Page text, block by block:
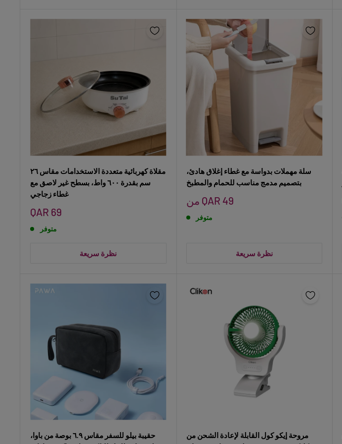
مقلاة كهربائية متعددة الاستخدامات مقاس ٢٦
سم بقدرة ٦٠٠ واط، بسطح غير لاصق مع
غطاء زجاجي
سعر
QAR 69
متوفر
نظرة سريعة
سلة مهملات بدواسة مع غطاء إغلاق هادئ،
بتصميم مدمج مناسب للحمام والمطبخ
سعر
البيع
من QAR 49
متوفر
نظرة سريعة
حقيبة بيلو للسفر مقاس ٦.٩ بوصة من باوا،
مروحة إيكو كول القابلة لإعادة الشحن من